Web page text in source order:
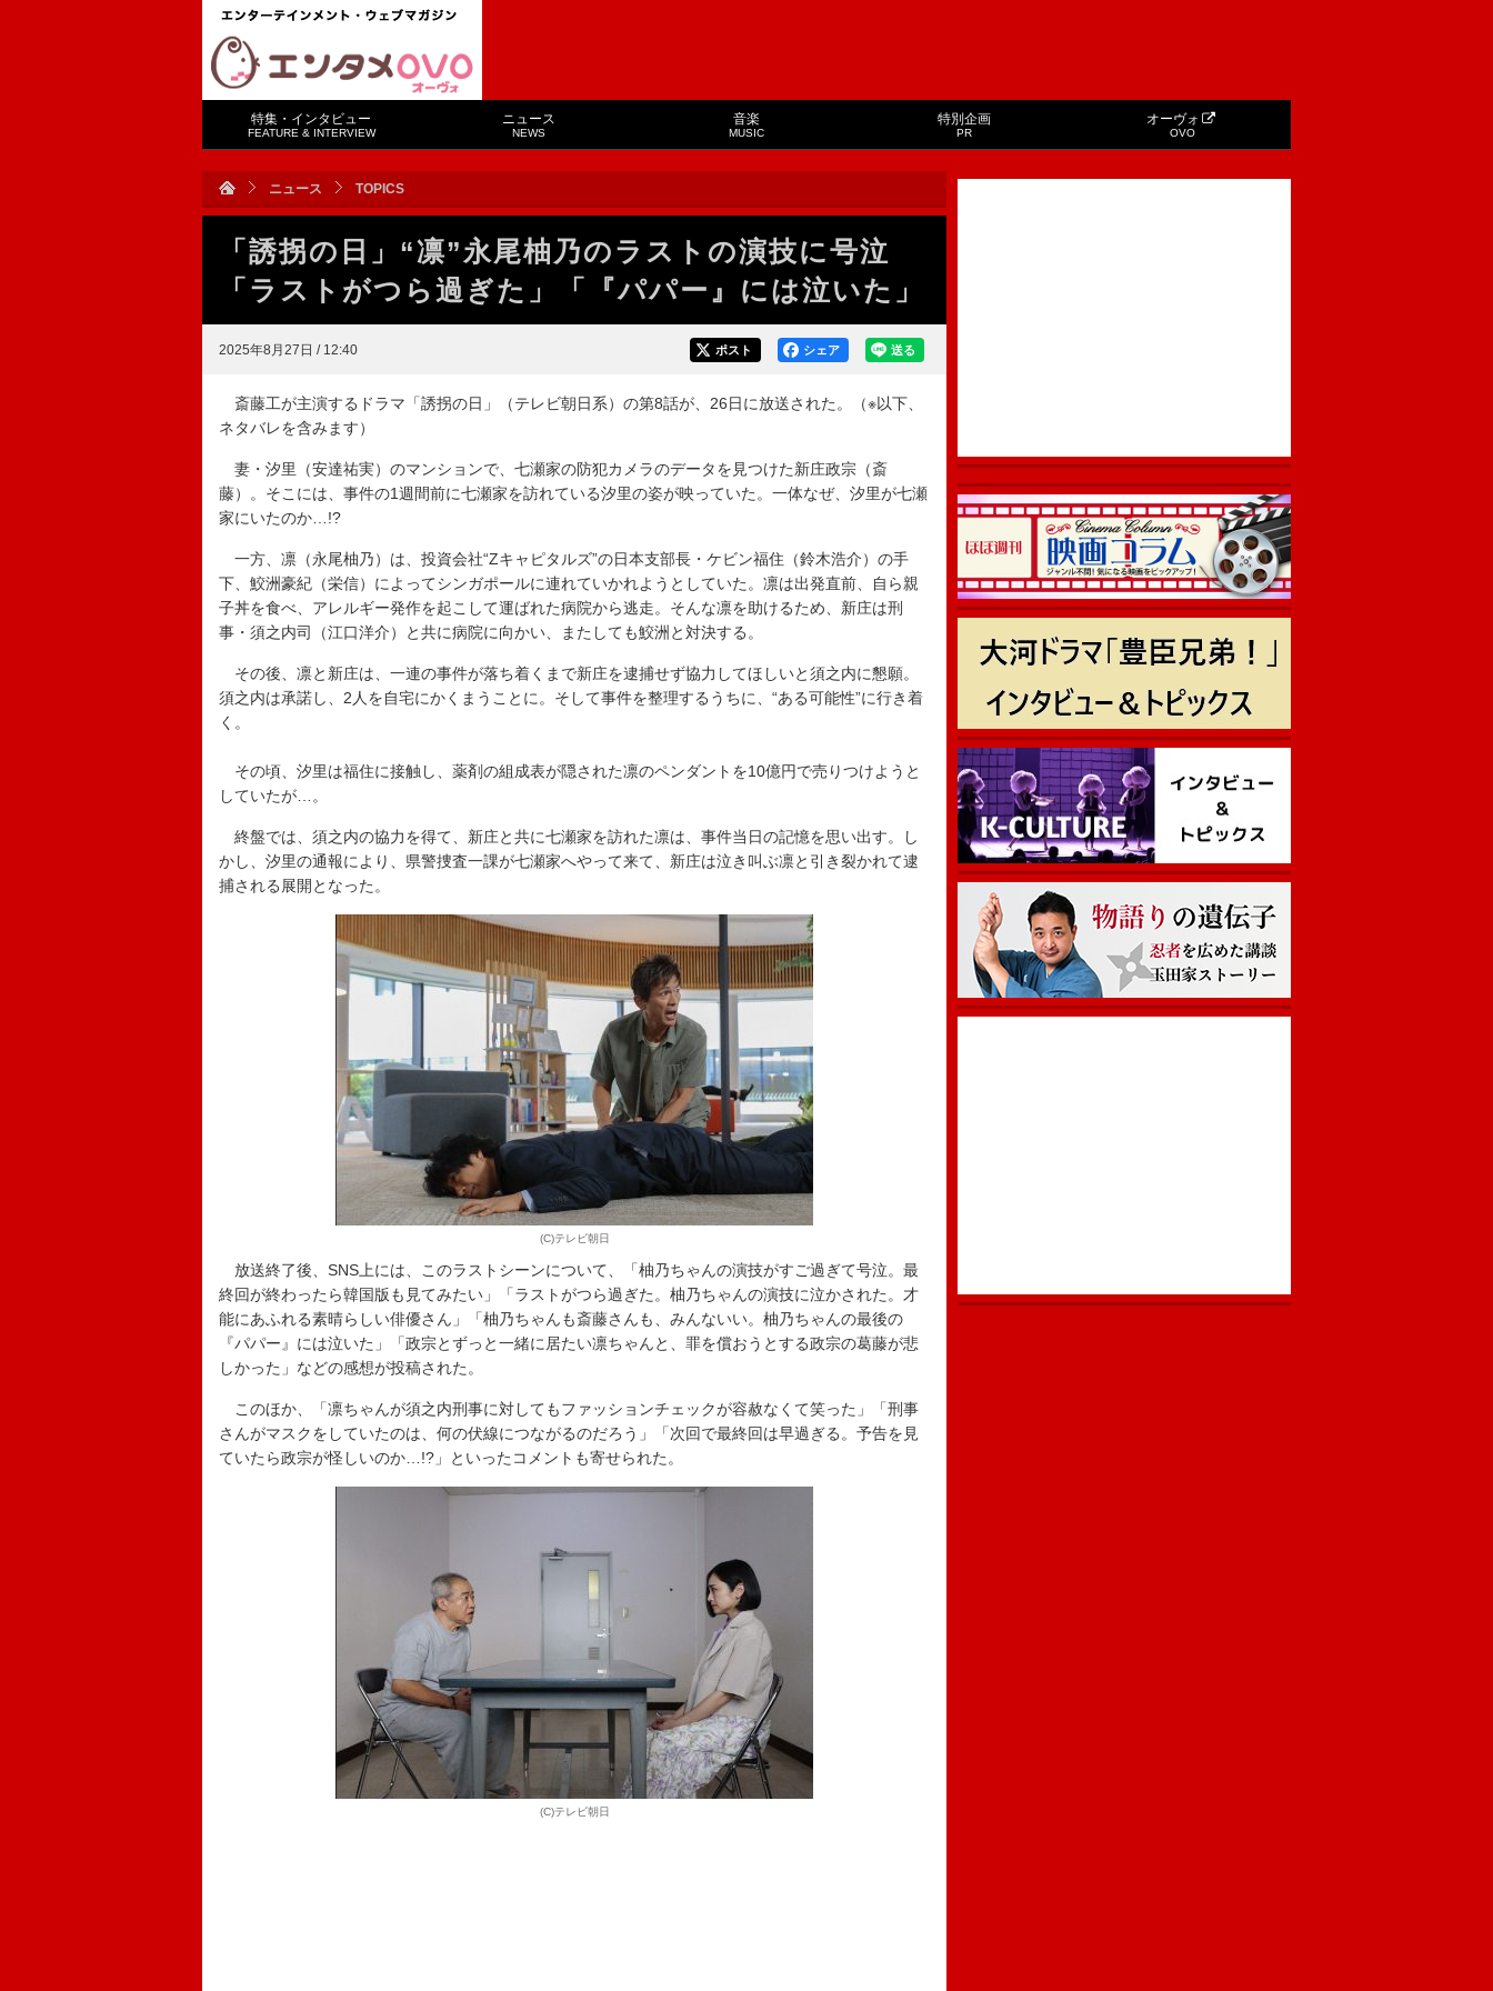
特集・インタビュー
FEATURE & INTERVIEW
ニュース
NEWS
音楽
MUSIC
特別企画
PR
オーヴォ
OVO
ニュース TOPICS
「誘拐の日」“凛”永尾柚乃のラストの演技に号泣
「ラストがつら過ぎた」「『パパー』には泣いた」
2025年8月27日 / 12:40 送る
シェア
ポスト
斎藤工が主演するドラマ「誘拐の日」（テレビ朝日系）の第8話が、26日に放送された。（※以下、
ネタバレを含みます）
妻・汐里（安達祐実）のマンションで、七瀬家の防犯カメラのデータを見つけた新庄政宗（斎
藤）。そこには、事件の1週間前に七瀬家を訪れている汐里の姿が映っていた。一体なぜ、汐里が七瀬
家にいたのか…!?
一方、凛（永尾柚乃）は、投資会社“Zキャピタルズ”の日本支部長・ケビン福住（鈴木浩介）の手
下、鮫洲豪紀（栄信）によってシンガポールに連れていかれようとしていた。凛は出発直前、自ら親
子丼を食べ、アレルギー発作を起こして運ばれた病院から逃走。そんな凛を助けるため、新庄は刑
事・須之内司（江口洋介）と共に病院に向かい、またしても鮫洲と対決する。
その後、凛と新庄は、一連の事件が落ち着くまで新庄を逮捕せず協力してほしいと須之内に懇願。
須之内は承諾し、2人を自宅にかくまうことに。そして事件を整理するうちに、“ある可能性”に行き着
く。
その頃、汐里は福住に接触し、薬剤の組成表が隠された凛のペンダントを10億円で売りつけようと
していたが…。
終盤では、須之内の協力を得て、新庄と共に七瀬家を訪れた凛は、事件当日の記憶を思い出す。し
かし、汐里の通報により、県警捜査一課が七瀬家へやって来て、新庄は泣き叫ぶ凛と引き裂かれて逮
捕される展開となった。
(C)テレビ朝日
放送終了後、SNS上には、このラストシーンについて、「柚乃ちゃんの演技がすご過ぎて号泣。最
終回が終わったら韓国版も見てみたい」「ラストがつら過ぎた。柚乃ちゃんの演技に泣かされた。才
能にあふれる素晴らしい俳優さん」「柚乃ちゃんも斎藤さんも、みんないい。柚乃ちゃんの最後の
『パパー』には泣いた」「政宗とずっと一緒に居たい凛ちゃんと、罪を償おうとする政宗の葛藤が悲
しかった」などの感想が投稿された。
このほか、「凛ちゃんが須之内刑事に対してもファッションチェックが容赦なくて笑った」「刑事
さんがマスクをしていたのは、何の伏線につながるのだろう」「次回で最終回は早過ぎる。予告を見
ていたら政宗が怪しいのか…!?」といったコメントも寄せられた。
(C)テレビ朝日